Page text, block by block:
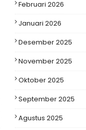
Februari 2026
Januari 2026
Desember 2025
November 2025
Oktober 2025
September 2025
Agustus 2025